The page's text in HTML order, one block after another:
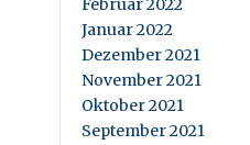
Februar 2022
Januar 2022
Dezember 2021
November 2021
Oktober 2021
September 2021